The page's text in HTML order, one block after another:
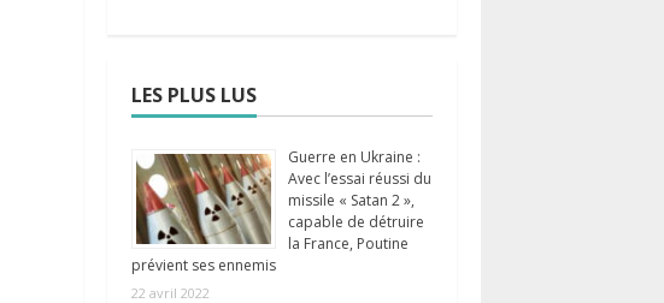
LES PLUS LUS
Guerre en Ukraine :
Avec l’essai réussi du
missile « Satan 2 »,
capable de détruire
la France, Poutine
prévient ses ennemis
22 avril 2022